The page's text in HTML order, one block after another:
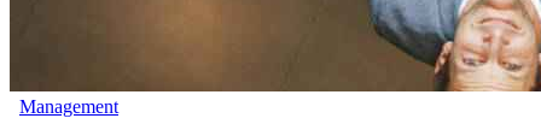
Management